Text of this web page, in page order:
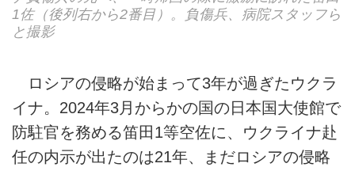
1佐（後列右から2番目）。負傷兵、病院スタッフら
と撮影
ロシアの侵略が始まって3年が過ぎたウクラ
イナ。2024年3月からかの国の日本国大使館で
防駐官を務める笛田1等空佐に、ウクライナ赴
任の内示が出たのは21年、まだロシアの侵略